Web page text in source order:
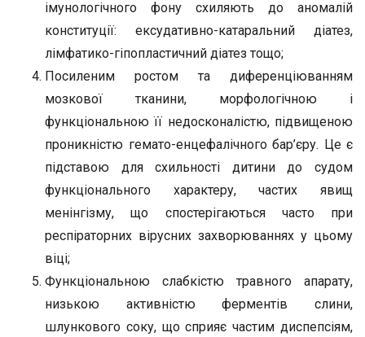
імунологічного фону схиляють до аномалій
конституції: ексудативно-катаральний діатез,
лімфатико-гіпопластичний діатез тощо;
Посиленим ростом та диференціюванням
мозкової тканини, морфологічною і
функціональною її недосконалістю, підвищеною
проникністю гемато-енцефалічного бар’єру. Це є
підставою для схильності дитини до судом
функціонального характеру, частих явищ
менінгізму, що спостерігаються часто при
респіраторних вірусних захворюваннях у цьому
віці;
Функціональною слабкістю травного апарату,
низькою активністю ферментів слини,
шлункового соку, що сприяє частим диспепсіям,